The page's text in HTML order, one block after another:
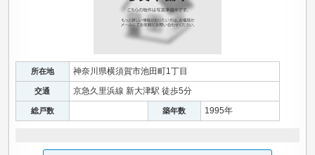
所在地 神奈川県横須賀市池田町1丁目
交通 京急久里浜線 新大津駅 徒歩5分
総戸数 築年数 1995年